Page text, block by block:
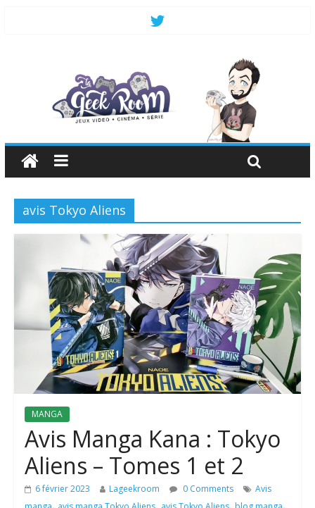
avis Tokyo Aliens
MANGA
Avis Manga Kana : Tokyo
Aliens – Tomes 1 et 2
6 février 2023 Lageekroom 0 Comments
Avis